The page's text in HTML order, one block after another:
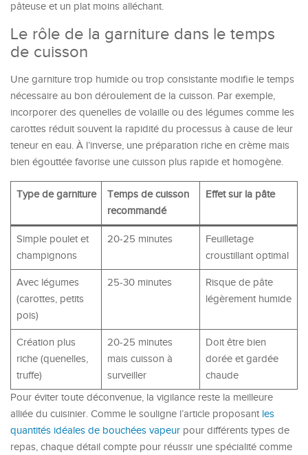
pâteuse et un plat moins alléchant.
Le rôle de la garniture dans le temps
de cuisson
Une garniture trop humide ou trop consistante modifie le temps
nécessaire au bon déroulement de la cuisson. Par exemple,
incorporer des quenelles de volaille ou des légumes comme les
carottes réduit souvent la rapidité du processus à cause de leur
teneur en eau. À l’inverse, une préparation riche en crème mais
bien égouttée favorise une cuisson plus rapide et homogène.
Type de garniture
Temps de cuisson
recommandé
Effet sur la pâte
Simple poulet et
champignons
20-25 minutes
Feuilletage
croustillant optimal
Avec légumes
(carottes, petits
pois)
25-30 minutes
Risque de pâte
légèrement humide
Création plus
riche (quenelles,
truffe)
20-25 minutes
mais cuisson à
surveiller
Doit être bien
dorée et gardée
chaude
Pour éviter toute déconvenue, la vigilance reste la meilleure
alliée du cuisinier. Comme le souligne l’article proposant les
quantités idéales de bouchées vapeur pour différents types de
repas, chaque détail compte pour réussir une spécialité comme